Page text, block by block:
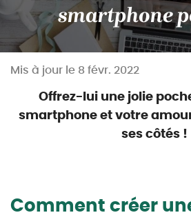
smartphone
Mis à jour le 8 févr. 2022
Offrez-lui une jolie
smartphone et votre
ses côtés !
Comment créer